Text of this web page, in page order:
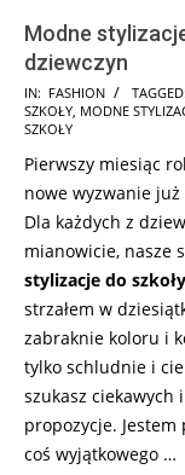
Modne
dziewczyn
2025-
08-
IN: FASHION TAGGED:
SZKOŁY MODNE
SZKOŁY
Pierwszy miesiąc
nowe wyzwanie
Dla każdych z
mianowicie, nasze
stylizacje do szkoły
strzałem w
zabraknie koloru i
tylko schludnie i
szukasz
propozycje.
coś wyjątkowego …